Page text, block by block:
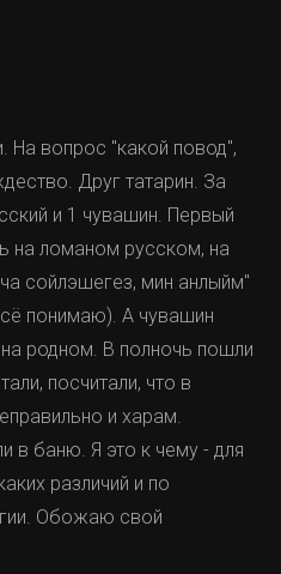
рублей. Приехали!
поддержке WD.
одна из самых надёжных,
линейкой Green,
чинить не пытался, и при
шли под гарантийную
проблему по
При запуске
раскручивается. Потом
когда
со своих парковочных
звуков диск не издаёт.
Система стартует
не может разобраться,
Программы Crystal Disk
На вопрос "какой повод",
Друг татарин. За
и 1 чувашин. Первый
на ломаном русском, на
сойлэшегез, мин анлыйм"
понимаю). А чувашин
родном. В полночь пошли
посчитали, что в
и харам.
в баню. Я это к чему - для
различий и по
Обожаю свой